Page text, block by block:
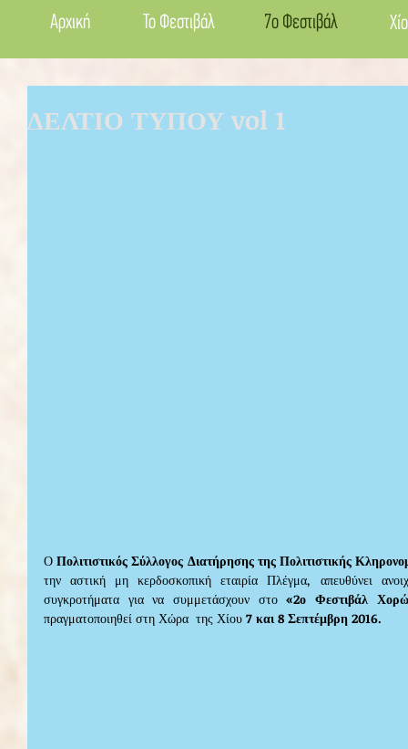
Αρχική Το Φεστιβάλ 7ο Φεστιβάλ
ΔΕΛΤΙΟ ΤΥΠΟΥ vol 1
Ο Πολιτιστικός Σύλλογος Διατήρησης της Πολιτιστικής
την αστική μη κερδοσκοπική εταιρία Πλέγμα, απευθύνει
συγκροτήματα για να συμμετάσχουν στο «2ο Φεστιβάλ
πραγματοποιηθεί στη Χώρα  της Χίου 7 και 8 Σεπτέμβρη 2016.